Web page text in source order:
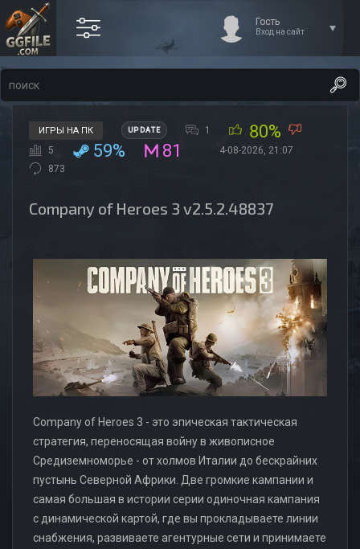
Гость
Вход на сайт
ИГРЫ НА ПК UPDATE 1 80%
5 59% 81
4-08-2026, 21:07
873
Company of Heroes 3 v2.5.2.48837
Company of Heroes 3 - это эпическая тактическая
стратегия, переносящая войну в живописное
Средиземноморье - от холмов Италии до бескрайних
пустынь Северной Африки. Две громкие кампании и
самая большая в истории серии одиночная кампания
с динамической картой, где вы прокладываете линии
снабжения, развиваете агентурные сети и принимаете